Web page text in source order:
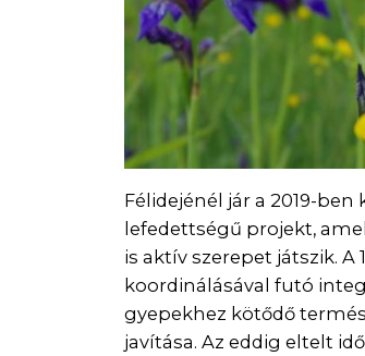
Félidejénél jár a 2019-
lefedettségű projekt,
is aktív szerepet játszik.
koordinálásával futó
gyepekhez kötődő
javítása. Az eddig eltelt